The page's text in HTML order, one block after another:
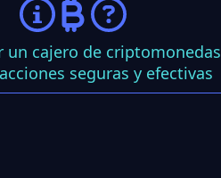
un cajero de criptomonedas
seguras y efectivas